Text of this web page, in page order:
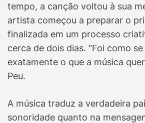
tempo, a canção voltou à sua
artista começou a preparar o
finalizada em um processo
cerca de dois dias. “Foi como
exatamente o que a música
Peu.
A música traduz a verdadeira
sonoridade quanto na